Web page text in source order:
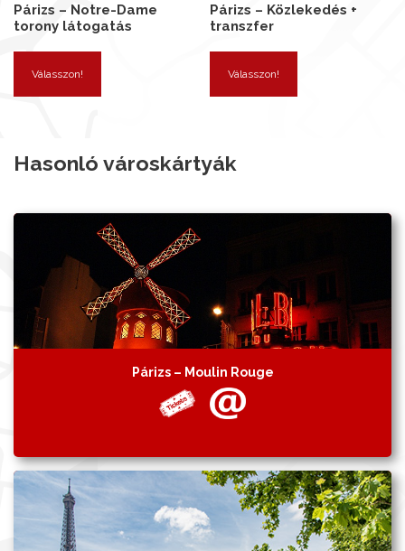
Párizs – Notre-Dame
torony látogatás
Válasszon!
Párizs – Közlekedés +
transzfer
Válasszon!
Hasonló városkártyák
Párizs – Moulin Rouge